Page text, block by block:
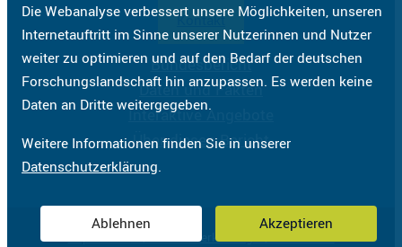
Die Webanalyse verbessert unsere Möglichkeiten, unseren
Internetauftritt im Sinne unserer Nutzerinnen und Nutzer
weiter zu optimieren und auf den Bedarf der deutschen
Forschungslandschaft hin anzupassen. Es werden keine
Daten an Dritte weitergegeben.
Weitere Informationen finden Sie in unserer
Datenschutzerklärung.
Ablehnen Akzeptieren
Kontakt
Bundesbericht
Daten und Fakten
Interaktive Angebote
Über diesen Bericht
ImpressumDatenschutzerklärungBarrierefreiheit